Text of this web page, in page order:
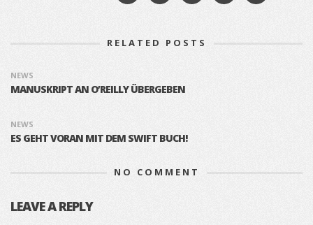
RELATED POSTS
NEWS
MANUSKRIPT AN O’REILLY ÜBERGEBEN
NEWS
ES GEHT VORAN MIT DEM SWIFT BUCH!
NO COMMENT
LEAVE A REPLY